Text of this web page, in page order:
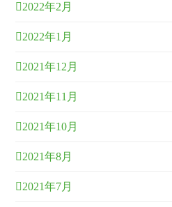
2022年2月
2022年1月
2021年12月
2021年11月
2021年10月
2021年8月
2021年7月